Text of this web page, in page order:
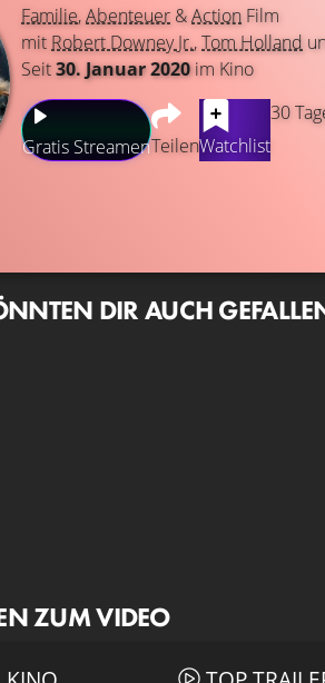
Familie,Abenteuer &Action Film
mit Robert Downey Jr.,Tom Holland
Seit30. Januar 2020im Kino
Gratis StreamenTeilenWatchlist
30
DIR AUCH
ZUM VIDEO